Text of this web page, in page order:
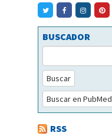
BUSCADOR
Buscar
Buscar en PubMed
RSS